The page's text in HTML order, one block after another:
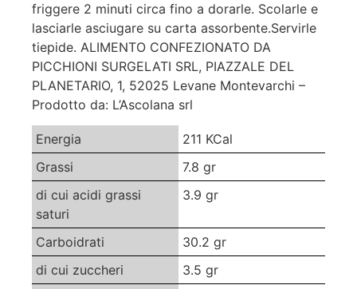
friggere 2 minuti circa fino a dorarle. Scolarle e
lasciarle asciugare su carta assorbente.Servirle
tiepide. ALIMENTO CONFEZIONATO DA
PICCHIONI SURGELATI SRL, PIAZZALE DEL
PLANETARIO, 1, 52025 Levane Montevarchi –
Prodotto da: L’Ascolana srl
Energia
211 KCal
Grassi
7.8 gr
di cui acidi grassi
saturi
3.9 gr
Carboidrati
30.2 gr
di cui zuccheri
3.5 gr